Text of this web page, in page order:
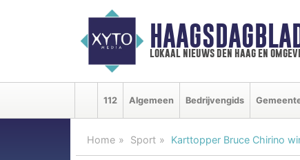
lokaal nieuws den haag en
112 Algemeen Bedrijvengids
Home Sport Karttopper Bruce Chirino